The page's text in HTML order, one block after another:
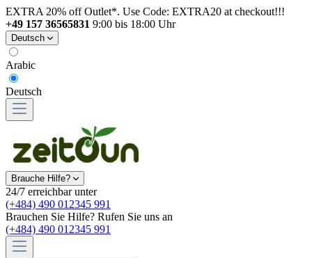
EXTRA 20% off Outlet*. Use Code: EXTRA20 at checkout!!!
+49 157 36565831 9:00 bis 18:00 Uhr
Deutsch
Arabic
Deutsch
Brauche Hilfe?
24/7 erreichbar unter
(+484) 490 012345 991
Brauchen Sie Hilfe? Rufen Sie uns an
(+484) 490 012345 991